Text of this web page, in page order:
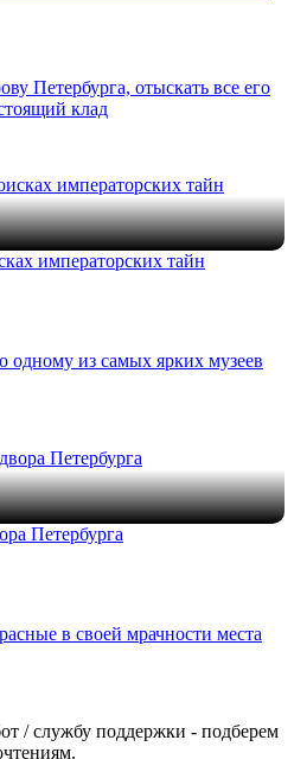
Петербурга, отыскать все его
клад
императорских тайн
одному из самых ярких музеев
Петербурга
в своей мрачности места
/ службу поддержки - подберем